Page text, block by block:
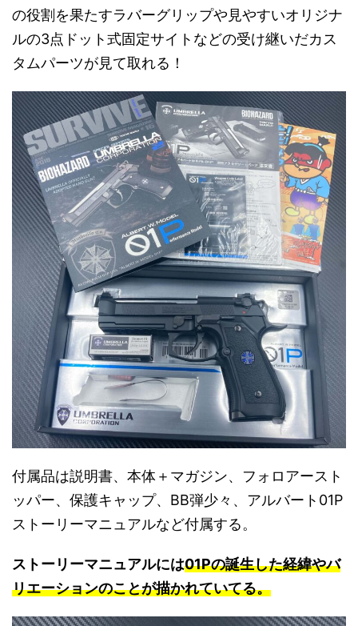
の役割を果たすラバーグリップや見やすいオリジナ
ルの3点ドット式固定サイトなどの受け継いだカス
タムパーツが見て取れる！
付属品は説明書、本体＋マガジン、フォロアースト
ッパー、保護キャップ、BB弾少々、アルバート01P
ストーリーマニュアルなど付属する。
ストーリーマニュアルには01Pの誕生した経緯やバ
リエーションのことが描かれていてる。